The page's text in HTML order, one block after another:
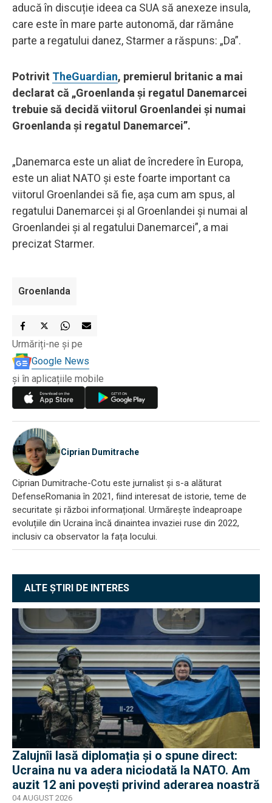
aducă în discuție ideea ca SUA să anexeze insula,
care este în mare parte autonomă, dar rămâne
parte a regatului danez, Starmer a răspuns: „Da”.
Potrivit TheGuardian, premierul britanic a mai
declarat că „Groenlanda și regatul Danemarcei
trebuie să decidă viitorul Groenlandei și numai
Groenlanda și regatul Danemarcei”.
„Danemarca este un aliat de încredere în Europa,
este un aliat NATO și este foarte important ca
viitorul Groenlandei să fie, așa cum am spus, al
regatului Danemarcei și al Groenlandei și numai al
Groenlandei și al regatului Danemarcei”, a mai
precizat Starmer.
Groenlanda
Urmăriți-ne și pe
Google News
și în aplicațiile mobile
Ciprian Dumitrache
Ciprian Dumitrache-Cotu este jurnalist și s-a alăturat
DefenseRomania în 2021, fiind interesat de istorie, teme de
securitate și război informațional. Urmărește îndeaproape
evoluțiile din Ucraina încă dinaintea invaziei ruse din 2022,
inclusiv ca observator la fața locului.
ALTE ȘTIRI DE INTERES
Zalujnîi lasă diplomația și o spune direct:
Ucraina nu va adera niciodată la NATO. Am
auzit 12 ani povești privind aderarea noastră
04 AUGUST 2026